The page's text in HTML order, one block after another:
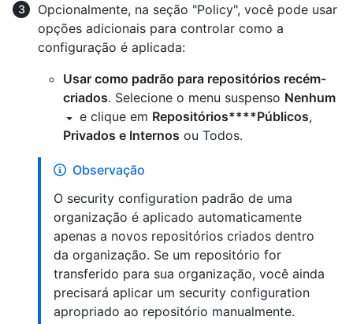
Opcionalmente, na seção "Policy", você pode usar
opções adicionais para controlar como a
configuração é aplicada:
Usar como padrão para repositórios recém-
criados. Selecione o menu suspenso Nenhum
e clique em Repositórios****Públicos,
Privados e Internos ou Todos.
Observação
O security configuration padrão de uma
organização é aplicado automaticamente
apenas a novos repositórios criados dentro
da organização. Se um repositório for
transferido para sua organização, você ainda
precisará aplicar um security configuration
apropriado ao repositório manualmente.